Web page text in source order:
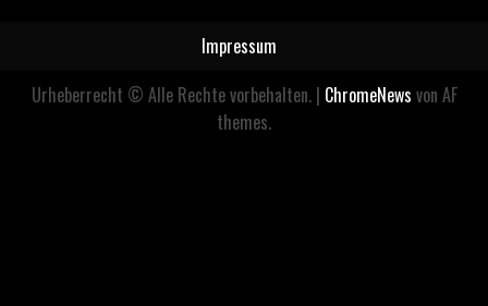
Impressum
Urheberrecht © Alle Rechte vorbehalten. | ChromeNews von AF
themes.